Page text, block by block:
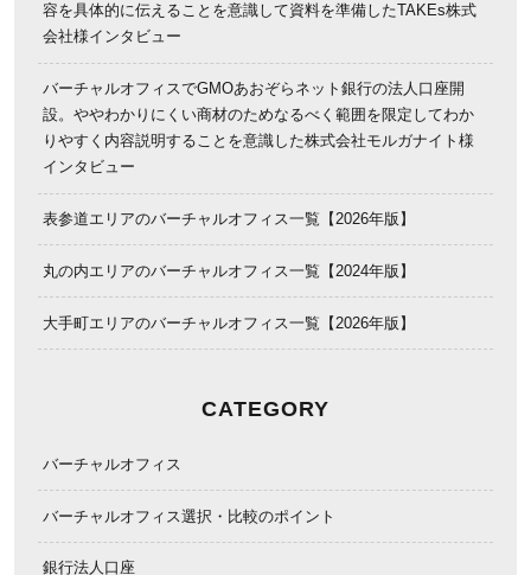
容を具体的に伝えることを意識して資料を準備したTAKEs株式
会社様インタビュー
バーチャルオフィスでGMOあおぞらネット銀行の法人口座開
設。ややわかりにくい商材のためなるべく範囲を限定してわか
りやすく内容説明することを意識した株式会社モルガナイト様
インタビュー
表参道エリアのバーチャルオフィス一覧【2026年版】
丸の内エリアのバーチャルオフィス一覧【2024年版】
大手町エリアのバーチャルオフィス一覧【2026年版】
CATEGORY
バーチャルオフィス
バーチャルオフィス選択・比較のポイント
銀行法人口座